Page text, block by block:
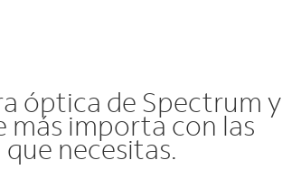
óptica de Spectrum y
importa con las
necesitas.